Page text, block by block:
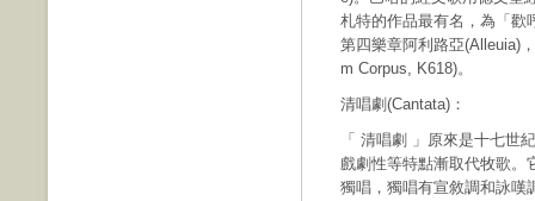
札特的作品最有名，為「歡
第四樂章阿利路亞(Alleuia)
m Corpus, K618)。
清唱劇(Cantata)：
「 清唱劇 」原來是十七世
戲劇性等特點漸取代牧歌。
獨唱，獨唱有宣敘調和詠嘆